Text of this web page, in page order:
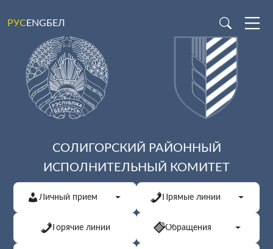
РУСENGБЕЛ
СОЛИГОРСКИЙ РАЙОННЫЙ
ИСПОЛНИТЕЛЬНЫЙ КОМИТЕТ
Личный прием Прямые линии
Горячие линии Обращения